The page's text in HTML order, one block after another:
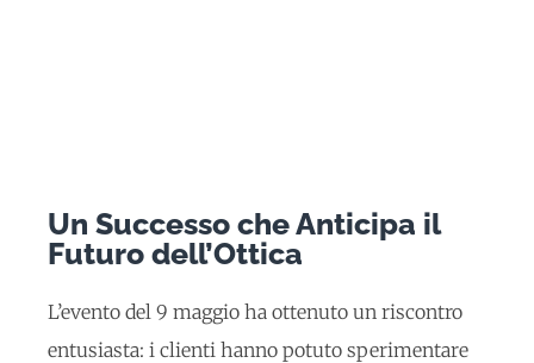
Un Successo che Anticipa il
Futuro dell’Ottica
L’evento del 9 maggio ha ottenuto un riscontro
entusiasta: i clienti hanno potuto sperimentare